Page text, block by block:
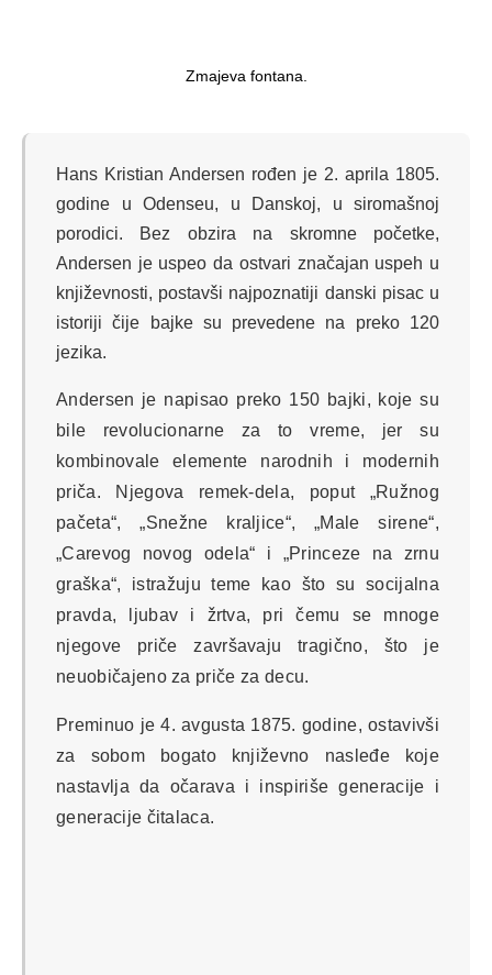
Zmajeva fontana.
Hans Kristian Andersen rođen je 2. aprila 1805.
godine u Odenseu, u Danskoj, u siromašnoj
porodici. Bez obzira na skromne početke,
Andersen je uspeo da ostvari značajan uspeh u
književnosti, postavši najpoznatiji danski pisac u
istoriji čije bajke su prevedene na preko 120
jezika.
Andersen je napisao preko 150 bajki, koje su
bile revolucionarne za to vreme, jer su
kombinovale elemente narodnih i modernih
priča. Njegova remek-dela, poput „Ružnog
pačeta“, „Snežne kraljice“, „Male sirene“,
„Carevog novog odela“ i „Princeze na zrnu
graška“, istražuju teme kao što su socijalna
pravda, ljubav i žrtva, pri čemu se mnoge
njegove priče završavaju tragično, što je
neuobičajeno za priče za decu.
Preminuo je 4. avgusta 1875. godine, ostavivši
za sobom bogato književno nasleđe koje
nastavlja da očarava i inspiriše generacije i
generacije čitalaca.